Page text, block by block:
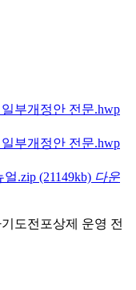
부개정안 전문.hwp
부개정안 전문.hwp
얼.zip (21149kb) 다운
도전포상제 운영 전